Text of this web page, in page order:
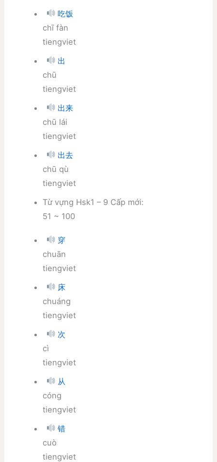
吃饭
chī fàn
tiengviet
出
chū
tiengviet
出来
chū lái
tiengviet
出去
chū qù
tiengviet
Từ vựng Hsk1 – 9 Cấp mới:
51 ~ 100
穿
chuān
tiengviet
床
chuáng
tiengviet
次
cì
tiengviet
从
cóng
tiengviet
错
cuò
tiengviet